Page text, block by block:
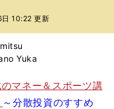
10:22 更新
Yuka
マネー＆スポーツ講
～分散投資のすすめ